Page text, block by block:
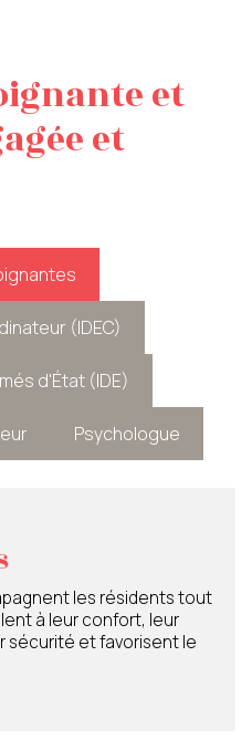
et
et
(IDEC)
d'État (IDE)
Psychologue
les résidents tout
à leur confort, leur
sécurité et favorisent le